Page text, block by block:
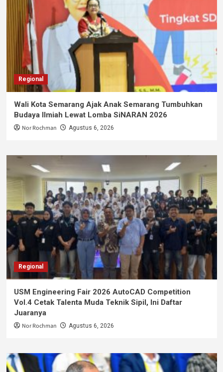
Regional
Wali Kota Semarang Ajak Anak Semarang Tumbuhkan
Budaya Ilmiah Lewat Lomba SiNARAN 2026
Nor Rochman Agustus 6, 2026
Regional
USM Engineering Fair 2026 AutoCAD Competition
Vol.4 Cetak Talenta Muda Teknik Sipil, Ini Daftar
Juaranya
Nor Rochman Agustus 6, 2026